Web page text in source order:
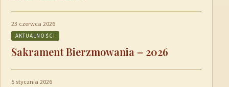
23 czerwca 2026
AKTUALNOŚCI
Sakrament Bierzmowania – 2026
5 stycznia 2026